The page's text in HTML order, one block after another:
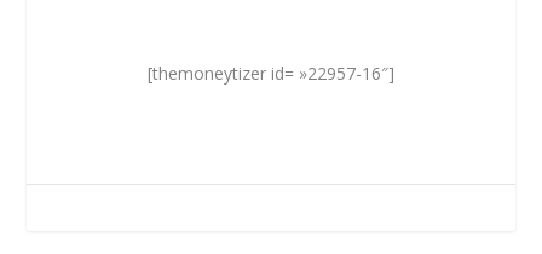
[themoneytizer id= »22957-16″]